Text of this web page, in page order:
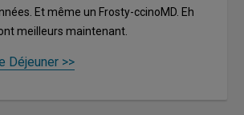
Et même un Frosty-ccinoMD. Eh
meilleurs maintenant.
Déjeuner >>